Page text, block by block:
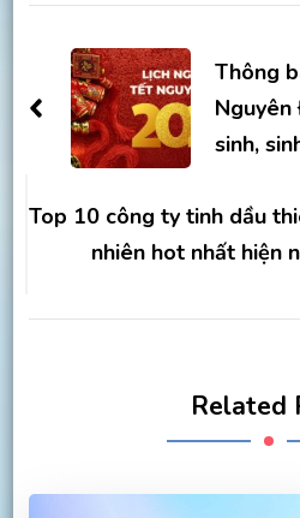
NavigationThông
sinh,
Top 10 công ty tinh dầu
nhiên hot nhất hiện
Related